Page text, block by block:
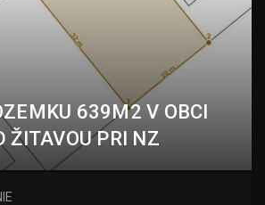
639M2 V OBCI
ŽITAVOU PRI NZ